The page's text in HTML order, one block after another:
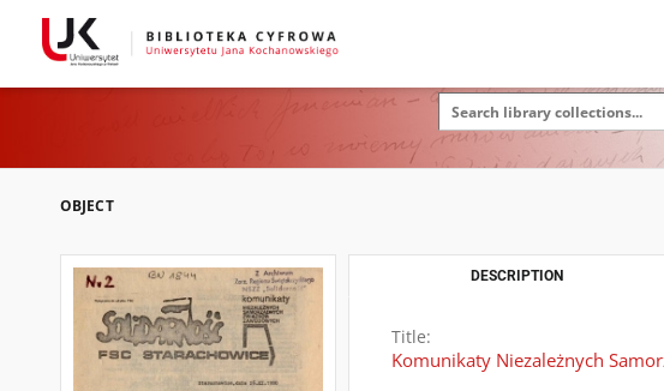
OBJECT
DESCRIPTION
Title:
Komunikaty Niezależnych